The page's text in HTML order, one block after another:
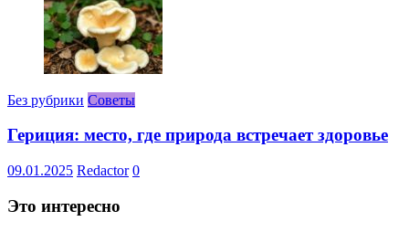
Без рубрики Советы
Гериция: место, где природа встречает здоровье
09.01.2025 Redactor 0
Это интересно